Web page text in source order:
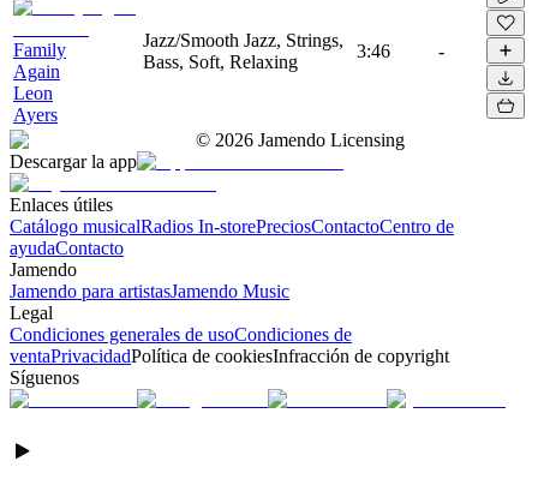
Family
Again
Leon
Ayers
Jazz/Smooth Jazz, Strings,
Bass, Soft, Relaxing
3:46 -
© 2026 Jamendo Licensing
Descargar la app
Enlaces útiles
Catálogo musicalRadios In-storePreciosContactoCentro de
ayudaContacto
Jamendo
Jamendo para artistasJamendo Music
Legal
Condiciones generales de usoCondiciones de
ventaPrivacidadPolítica de cookiesInfracción de copyright
Síguenos